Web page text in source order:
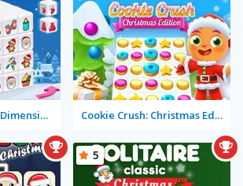
Holiday Mahjong Dimensions Cookie Crush: Christmas Edition
5